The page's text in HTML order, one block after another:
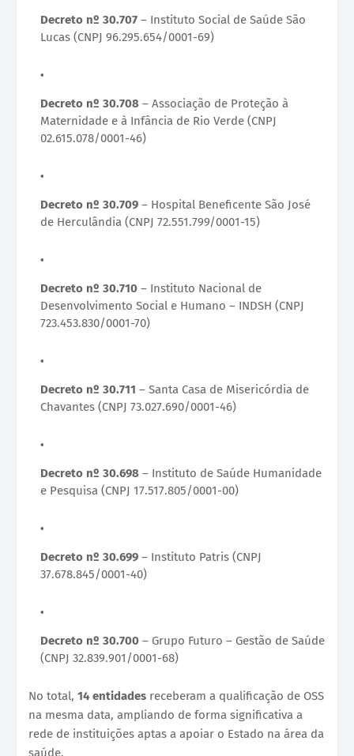
Decreto nº 30.707 – Instituto Social de Saúde São
Lucas (CNPJ 96.295.654/0001-69)
Decreto nº 30.708 – Associação de Proteção à
Maternidade e à Infância de Rio Verde (CNPJ
02.615.078/0001-46)
Decreto nº 30.709 – Hospital Beneficente São José
de Herculândia (CNPJ 72.551.799/0001-15)
Decreto nº 30.710 – Instituto Nacional de
Desenvolvimento Social e Humano – INDSH (CNPJ
723.453.830/0001-70)
Decreto nº 30.711 – Santa Casa de Misericórdia de
Chavantes (CNPJ 73.027.690/0001-46)
Decreto nº 30.698 – Instituto de Saúde Humanidade
e Pesquisa (CNPJ 17.517.805/0001-00)
Decreto nº 30.699 – Instituto Patris (CNPJ
37.678.845/0001-40)
Decreto nº 30.700 – Grupo Futuro – Gestão de Saúde
(CNPJ 32.839.901/0001-68)
No total, 14 entidades receberam a qualificação de OSS
na mesma data, ampliando de forma significativa a
rede de instituições aptas a apoiar o Estado na área da
saúde.